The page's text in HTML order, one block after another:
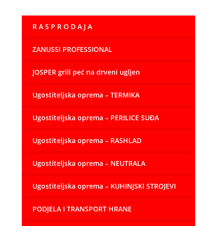
R A S P R O D A J A
ZANUSSI PROFESSIONAL
JOSPER grill peć na drveni ugljen
Ugostiteljska oprema – TERMIKA
Ugostiteljska oprema – PERILICE SUĐA
Ugostiteljska oprema – RASHLAD
Ugostiteljska oprema – NEUTRALA
Ugostiteljska oprema – KUHINJSKI STROJEVI
PODJELA I TRANSPORT HRANE